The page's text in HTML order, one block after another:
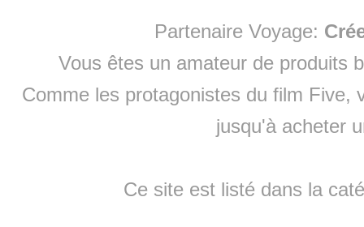
Partenaire Voyage:
Vous êtes un amateur de produits
Comme les protagonistes du film Five,
jusqu'à acheter
Ce site est listé dans la